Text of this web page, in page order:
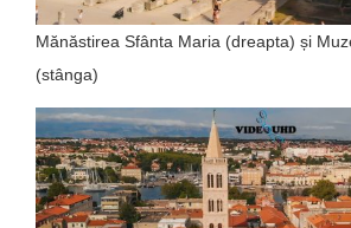
Mănăstirea Sfânta Maria (dreapta) și
(stânga)